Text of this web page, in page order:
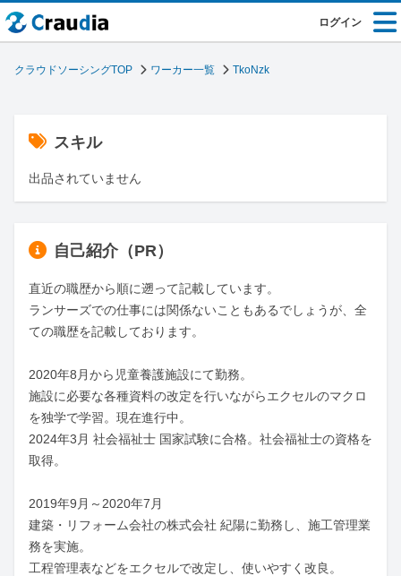
ログイン
クラウドソーシングTOP ワーカー一覧 TkoNzk
スキル
出品されていません
自己紹介（PR）
直近の職歴から順に遡って記載しています。
ランサーズでの仕事には関係ないこともあるでしょうが、全
ての職歴を記載しております。
2020年8月から児童養護施設にて勤務。
施設に必要な各種資料の改定を行いながらエクセルのマクロ
を独学で学習。現在進行中。
2024年3月 社会福祉士 国家試験に合格。社会福祉士の資格を
取得。
2019年9月～2020年7月
建築・リフォーム会社の株式会社 紀陽に勤務し、施工管理業
務を実施。
工程管理表などをエクセルで改定し、使いやすく改良。